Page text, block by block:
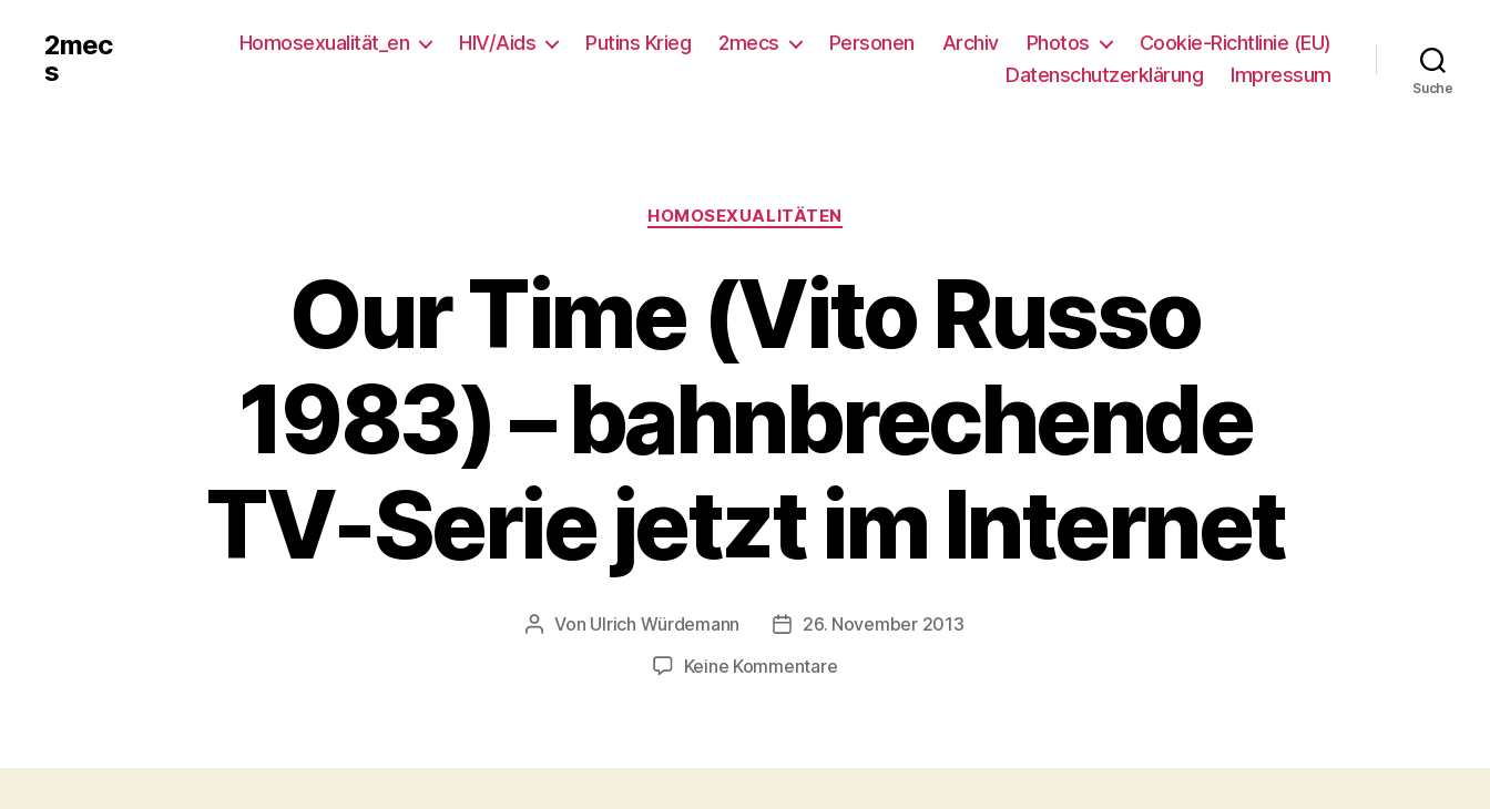
2mec
s
Homosexualität_en HIV/Aids Putins Krieg 2mecs Personen Archiv Photos
Cookie-Richtlinie (EU)
Datenschutzerklärung
Impressum
Suche
Kategorien
HOMOSEXUALITÄTEN
Our Time (Vito Russo
1983) – bahnbrechende
TV-Serie jetzt im Internet
Beitragsautor
Von Ulrich Würdemann Beitragsdatum
26. November 2013
Keine Kommentarezu
Russo